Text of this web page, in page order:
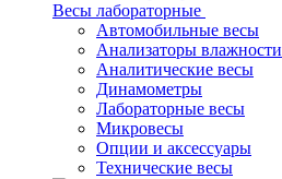
Весы лабораторные
Автомобильные весы
Анализаторы влажности
Аналитические весы
Динамометры
Лабораторные весы
Микровесы
Опции и аксессуары
Технические весы